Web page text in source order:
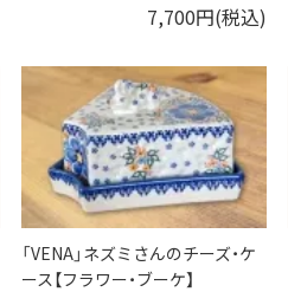
7,700円(税込)
「VENA」ネズミさんのチーズ・ケ
ース【フラワー・ブーケ】